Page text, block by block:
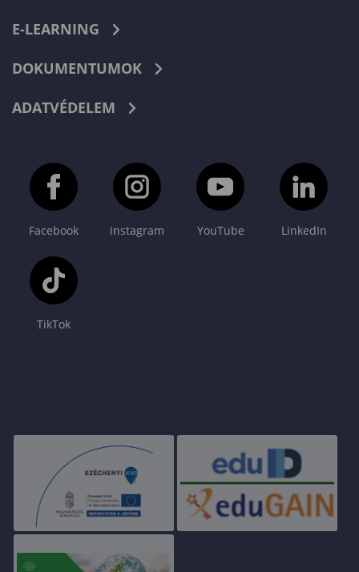
E-LEARNING
DOKUMENTUMOK
ADATVÉDELEM
Facebook Instagram YouTube LinkedIn
TikTok